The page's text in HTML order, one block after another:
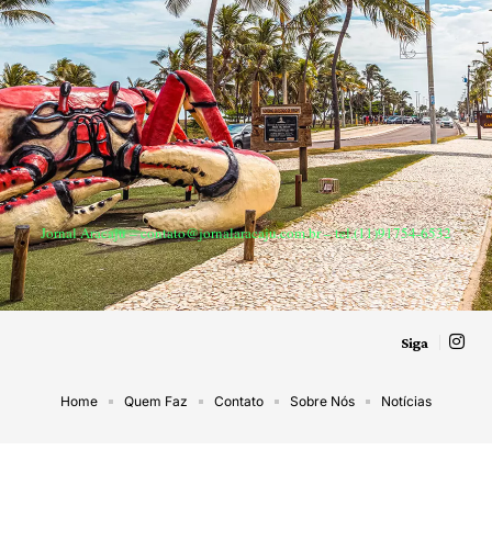
Jornal Aracaju –contato@jornalaracaju.com.br– tel.(11)91754-6532
Siga
Home Quem Faz Contato Sobre Nós Notícias